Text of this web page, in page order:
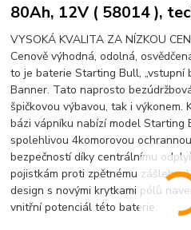
80Ah, 12V ( 58014 ),
VYSOKÁ KVALITA ZA NÍZKOU
Cenově výhodná, odolná,
to je baterie Starting Bull, „vstupní
Banner. Tato naprosto
špičkovou výbavou, tak i výkonem.
bázi vápníku nabízí model Starting
spolehlivou 4komorovou
bezpečností díky centrálnímu
pojistkám proti zpětnému zášlehu.
design s novými krytkami pólů
vnitřní potenciál této baterie.